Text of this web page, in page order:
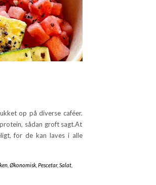
op på diverse caféer.
sådan groft sagt.At
for de kan laves i alle
, Økonomisk, Pescetar, Salat,